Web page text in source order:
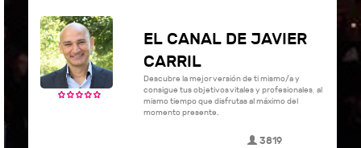
EL CANAL DE JAVIER
CARRIL
Descubre la mejor versión de ti mismo/a y
consigue tus objetivos vitales y profesionales, al
mismo tiempo que disfrutas al máximo del
momento presente.
3819